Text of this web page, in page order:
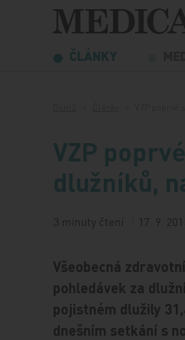
Přeskočit na obsah
ČLÁNKY
VZP
dlužníků,
3 minuty čtení 17. 9.
Všeobecná
pohledávek za
pojistném dlužily
dnešním setkání s